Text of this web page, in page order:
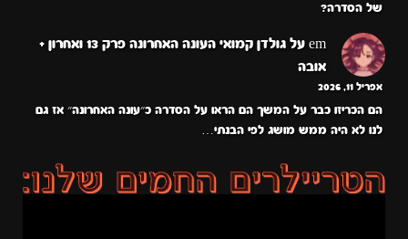
של הסדרה?
em על
גולדן קמואי העונה האחרונה פרק 13 ואחרון +
אובה
אפריל 11, 2026
הם הכריזו כבר על המשך הם הראו על הסדרה כ״עונה האחרונה״ אז גם
לנו לא היה ממש מושג לפי הבנתי…